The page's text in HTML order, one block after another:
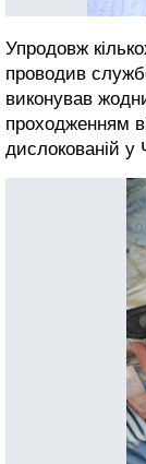
Упродовж
проводив
виконував
проходженням
дислокованій у